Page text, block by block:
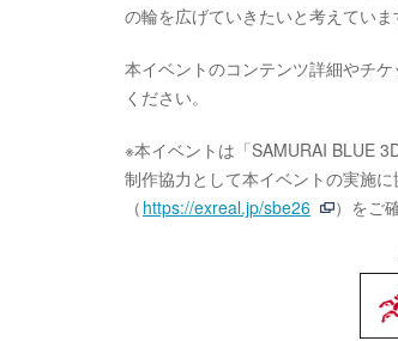
の輪を広げていきたいと考えていま
本イベントのコンテンツ詳細やチ
ください。
※本イベントは「SAMURAI BLUE
制作協力として本イベントの実施
（ https://exreal.jp/sbe26 ）をご